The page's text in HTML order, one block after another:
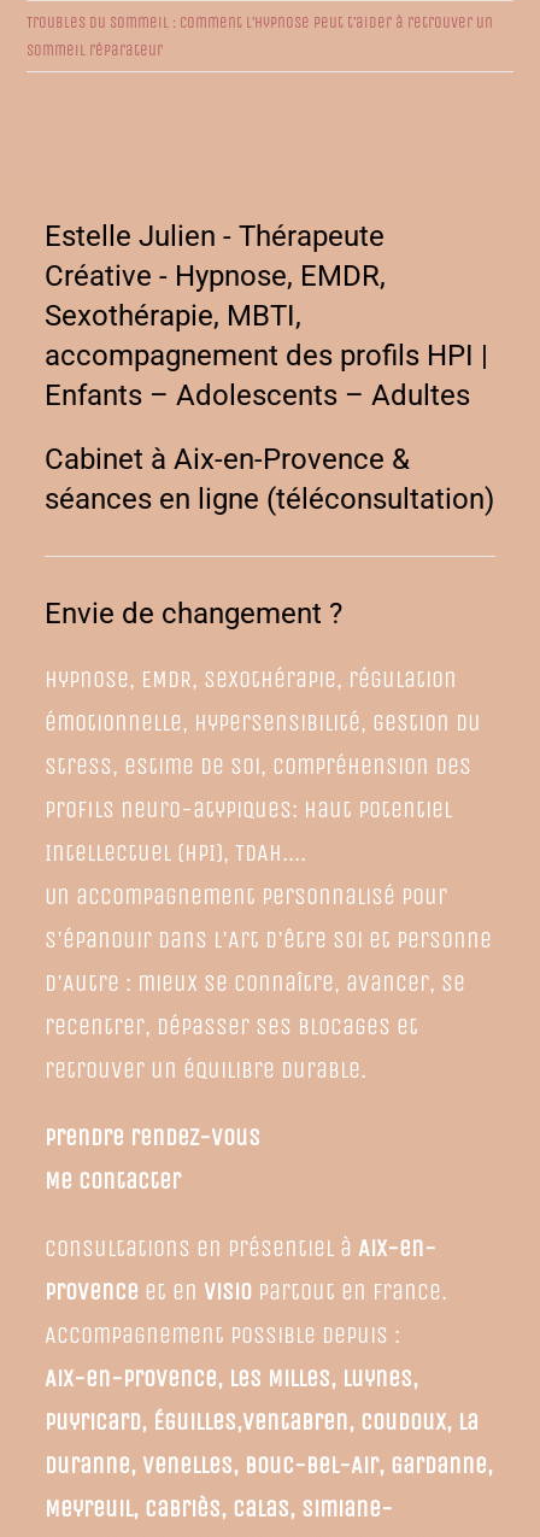
Troubles du sommeil : comment l’hypnose peut t’aider à retrouver un
sommeil réparateur
Estelle Julien - Thérapeute
Créative - Hypnose, EMDR,
Sexothérapie, MBTI,
accompagnement des profils HPI |
Enfants – Adolescents – Adultes
Cabinet à Aix-en-Provence &
séances en ligne (téléconsultation)
Envie de changement ?
Hypnose, EMDR, sexothérapie, régulation
émotionnelle, hypersensibilité, gestion du
stress, estime de soi, compréhension des
profils neuro-atypiques: Haut Potentiel
Intellectuel (HPI), TDAH....
Un accompagnement personnalisé pour
s'épanouir dans l'Art d'être Soi et Personne
d'Autre : mieux se connaître, avancer, se
recentrer, dépasser ses blocages et
retrouver un équilibre durable.
Prendre rendez-vous
Me contacter
Consultations en présentiel à Aix-en-
Provence et en visio partout en France.
Accompagnement possible depuis :
Aix-en-Provence, Les Milles, Luynes,
Puyricard, Éguilles,Ventabren, Coudoux, La
Duranne, Venelles, Bouc-Bel-Air, Gardanne,
Meyreuil, Cabriès, Calas, Simiane-